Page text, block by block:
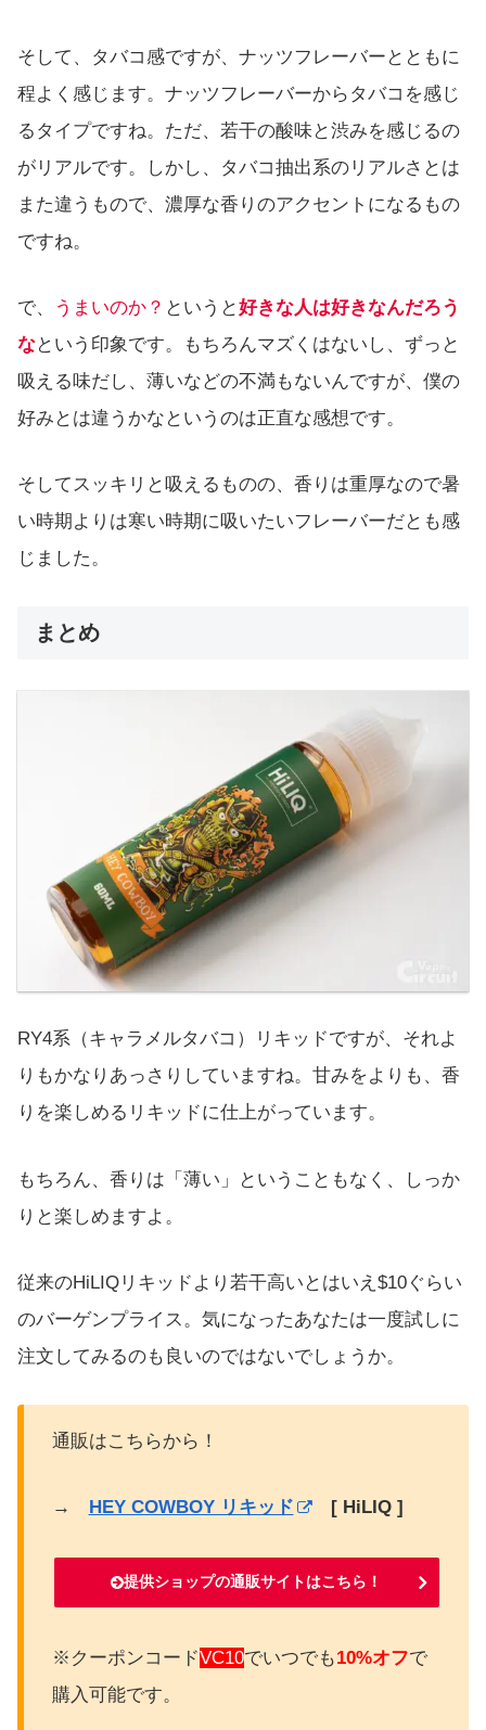
そして、タバコ感ですが、ナッツフレーバーとともに
程よく感じます。ナッツフレーバーからタバコを感じ
るタイプですね。ただ、若干の酸味と渋みを感じるの
がリアルです。しかし、タバコ抽出系のリアルさとは
また違うもので、濃厚な香りのアクセントになるもの
ですね。
で、 うまいのか？ というと好きな人は好きなんだろう
なという印象です。もちろんマズくはないし、ずっと
吸える味だし、薄いなどの不満もないんですが、僕の
好みとは違うかなというのは正直な感想です。
そしてスッキリと吸えるものの、香りは重厚なので暑
い時期よりは寒い時期に吸いたいフレーバーだとも感
じました。
まとめ
RY4系（キャラメルタバコ）リキッドですが、それよ
りもかなりあっさりしていますね。甘みをよりも、香
りを楽しめるリキッドに仕上がっています。
もちろん、香りは「薄い」ということもなく、しっか
りと楽しめますよ。
従来のHiLIQリキッドより若干高いとはいえ$10ぐらい
のバーゲンプライス。気になったあなたは一度試しに
注文してみるのも良いのではないでしょうか。
通販はこちらから！
→ HEY COWBOY リキッド [ HiLIQ ]
提供ショップの通販サイトはこちら！
※クーポンコードVC10でいつでも10%オフで
購入可能です。